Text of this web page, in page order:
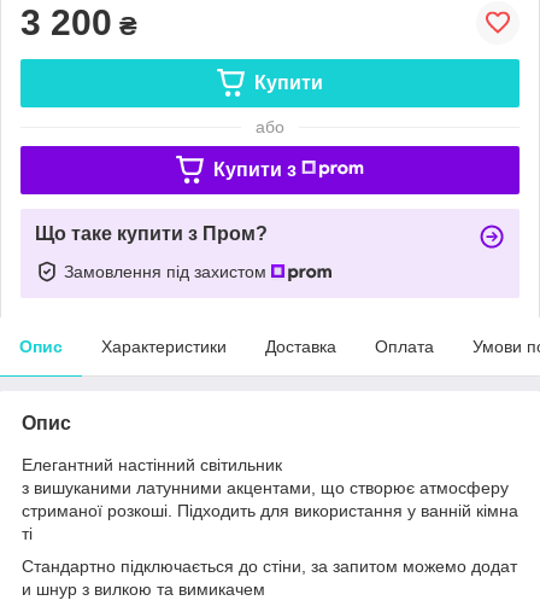
3 200 ₴
Купити
або
Купити з
Що таке купити з Пром?
Замовлення під захистом
Опис Характеристики Доставка Оплата Умови
Опис
Елегантний настінний світильник
з вишуканими латунними акцентами, що створює атмосферу
стриманої розкоші. Підходить для використання у ванній кімна
ті
Стандартно підключається до стіни, за запитом можемо додат
и шнур з вилкою та вимикачем